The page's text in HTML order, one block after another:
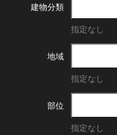
建物分類
指定なし
地域
指定なし
部位
指定なし